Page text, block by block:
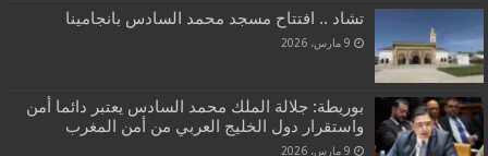
تشاد .. افتتاح مسجد محمد السادس بانجامينا
9 مارس، 2026
بوريطة: جلالة الملك محمد السادس يعتبر دائما أمن
واستقرار دول الخليج العربي من أمن المغرب
9 مارس، 2026